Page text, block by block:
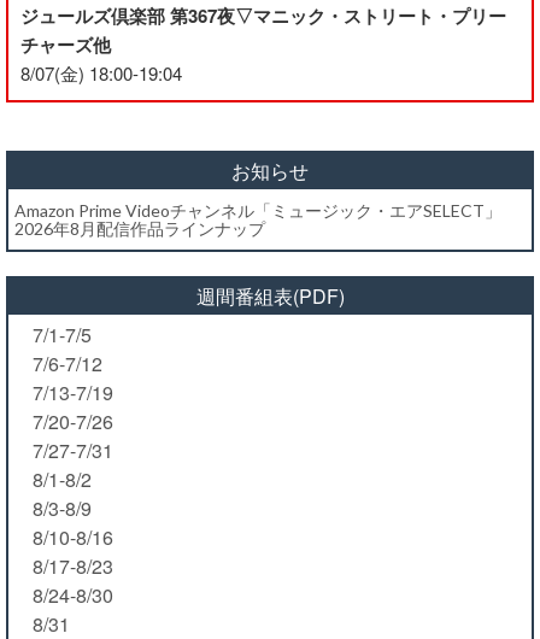
ジュールズ倶楽部 第367夜▽マニック・ストリート・プリー
チャーズ他
8/07(金) 18:00-19:04
お知らせ
Amazon Prime Videoチャンネル「ミュージック・エアSELECT」
2026年8月配信作品ラインナップ
週間番組表(PDF)
7/1-7/5
7/6-7/12
7/13-7/19
7/20-7/26
7/27-7/31
8/1-8/2
8/3-8/9
8/10-8/16
8/17-8/23
8/24-8/30
8/31